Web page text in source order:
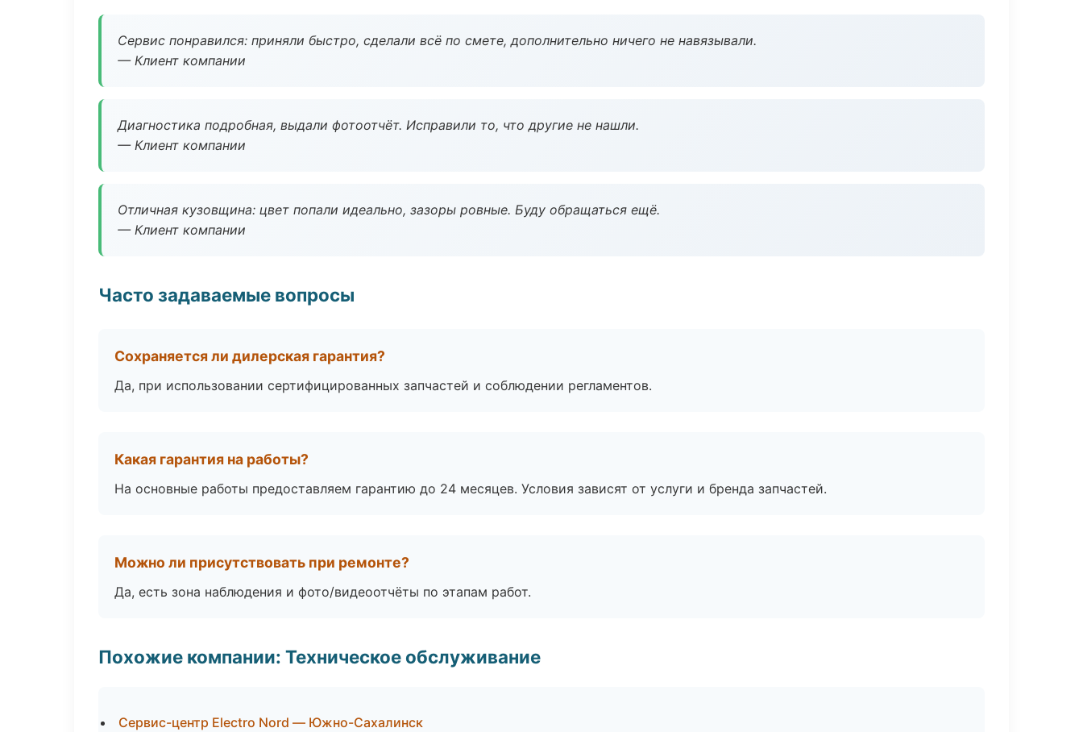
Сервис понравился: приняли быстро, сделали всё по смете, дополнительно ничего не навязывали.
— Клиент компании
Диагностика подробная, выдали фотоотчёт. Исправили то, что другие не нашли.
— Клиент компании
Отличная кузовщина: цвет попали идеально, зазоры ровные. Буду обращаться ещё.
— Клиент компании
Часто задаваемые вопросы
Сохраняется ли дилерская гарантия?
Да, при использовании сертифицированных запчастей и соблюдении регламентов.
Какая гарантия на работы?
На основные работы предоставляем гарантию до 24 месяцев. Условия зависят от услуги и бренда запчастей.
Можно ли присутствовать при ремонте?
Да, есть зона наблюдения и фото/видеоотчёты по этапам работ.
Похожие компании: Техническое обслуживание
Сервис-центр Electro Nord — Южно-Сахалинск